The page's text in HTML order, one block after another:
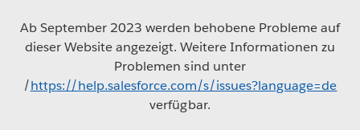
Ab September 2023 werden behobene Probleme auf
dieser Website angezeigt. Weitere Informationen zu
Problemen sind unter
/https://help.salesforce.com/s/issues?language=de
verfügbar.